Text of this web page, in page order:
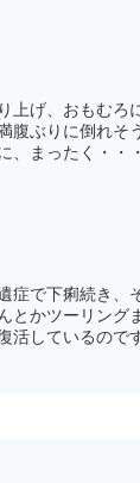
上げ、おもむろ
腹ぶりに倒れ
、まったく・・
症で下痢続き、
とかツーリング
活しているので